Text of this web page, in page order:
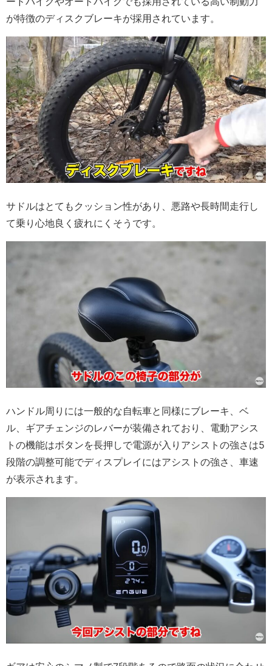
が特徴のディスクブレーキが採用されています。
サドルはとてもクッション性があり、悪路や長時間走行し
て乗り心地良く疲れにくそうです。
ハンドル周りには一般的な自転車と同様にブレーキ、ベ
ル、ギアチェンジのレバーが装備されており、電動アシス
トの機能はボタンを長押しで電源が入りアシストの強さは5
段階の調整可能でディスプレイにはアシストの強さ、車速
が表示されます。